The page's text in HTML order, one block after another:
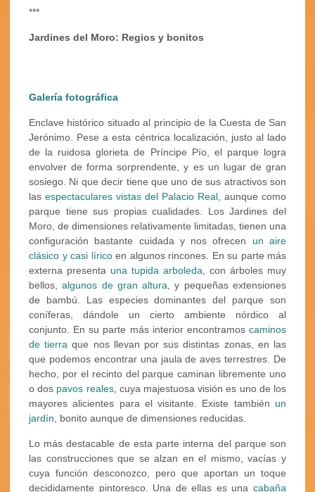
***
Jardines del Moro: Regios y bonitos
Galería fotográfica
Enclave histórico situado al principio de la Cuesta de San
Jerónimo. Pese a esta céntrica localización, justo al lado
de la ruidosa glorieta de Príncipe Pío, el parque logra
envolver de forma sorprendente, y es un lugar de gran
sosiego. Ni que decir tiene que uno de sus atractivos son
las espectaculares vistas del Palacio Real, aunque como
parque tiene sus propias cualidades. Los Jardines del
Moro, de dimensiones relativamente limitadas, tienen una
configuración bastante cuidada y nos ofrecen un aire
clásico y casi líricoen algunos rincones. En su parte más
externa presenta una tupida arboleda, con árboles muy
bellos,algunos de gran altura, y pequeñas extensiones
de bambú. Las especies dominantes del parque son
coníferas, dándole un cierto ambiente nórdico al
conjunto. En su parte más interior encontramos caminos
de tierra que nos llevan por sus distintas zonas, en las
que podemos encontrar una jaula de aves terrestres. De
hecho, por el recinto del parque caminan libremente uno
o dos pavos reales, cuya majestuosa visión es uno de los
mayores alicientes para el visitante. Existe también un
jardín, bonito aunque de dimensiones reducidas.
Lo más destacable de esta parte interna del parque son
las construcciones que se alzan en el mismo, vacías y
cuya función desconozco, pero que aportan un toque
decididamente pintoresco. Una de ellas es una cabaña